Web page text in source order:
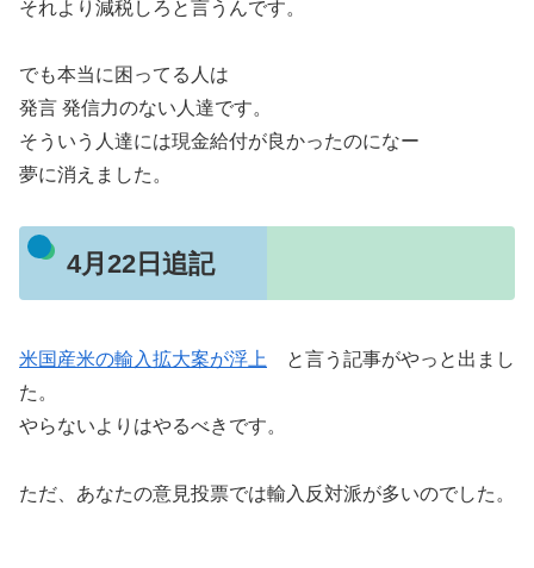
それより減税しろと言うんです。
でも本当に困ってる人は
発言 発信力のない人達です。
そういう人達には現金給付が良かったのになー
夢に消えました。
4月22日追記
米国産米の輸入拡大案が浮上
と言う記事がやっと出まし
た。
やらないよりはやるべきです。
ただ、あなたの意見投票では輸入反対派が多いのでした。